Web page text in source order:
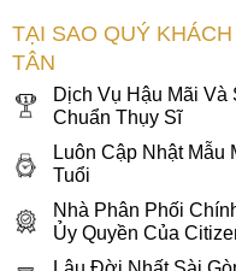
kim giây được tổ điểm
hài hòa và phóng
quang giúp các chàng dễ
TẠI SAO QUÝ
TÂN
Dịch Vụ Hậu Mãi
Chuẩn Thụy Sĩ
Luôn Cập Nhật
Tuổi
Nhà Phân Phối
Ủy Quyền Của